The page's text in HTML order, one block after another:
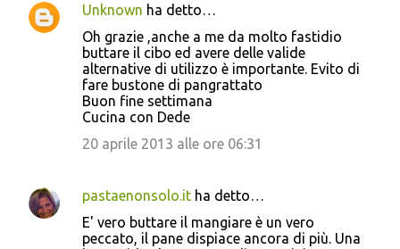
C
i
Unknown ha detto…
Oh grazie ,anche a me da molto fastidio
buttare il cibo ed avere delle valide
alternative di utilizzo è importante. Evito di
fare bustone di pangrattato
Buon fine settimana
Cucina con Dede
20 aprile 2013 alle ore 06:31
pastaenonsolo.it ha detto…
E' vero buttare il mangiare è un vero
peccato, il pane dispiace ancora di più. Una